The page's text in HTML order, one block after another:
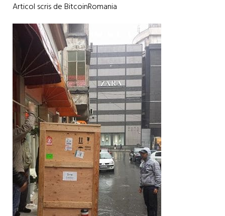
Articol scris de BitcoinRomania